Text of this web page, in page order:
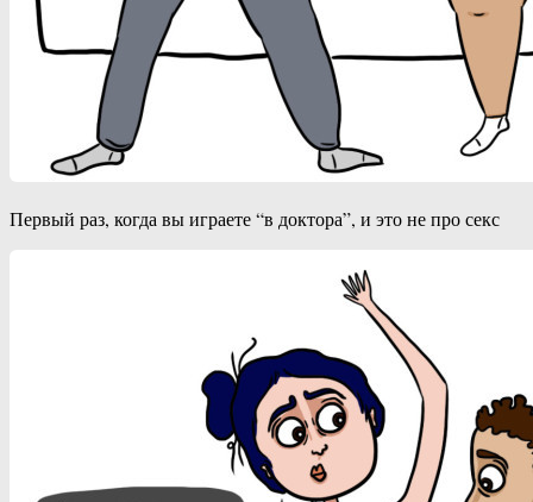
Первый раз, когда вы играете “в доктора”, и это не про секс